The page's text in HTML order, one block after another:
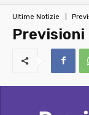
Ultime Notizie
Previsioni